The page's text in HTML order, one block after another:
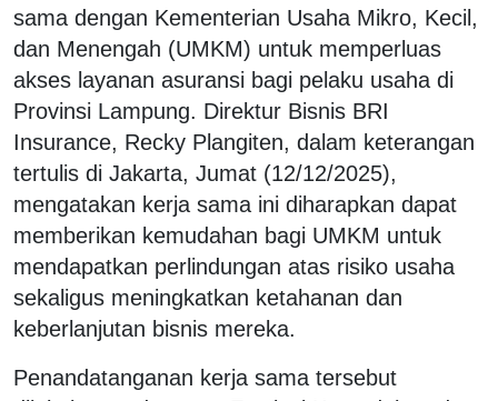
sama dengan Kementerian Usaha Mikro, Kecil,
dan Menengah (UMKM) untuk memperluas
akses layanan asuransi bagi pelaku usaha di
Provinsi Lampung. Direktur Bisnis BRI
Insurance, Recky Plangiten, dalam keterangan
tertulis di Jakarta, Jumat (12/12/2025),
mengatakan kerja sama ini diharapkan dapat
memberikan kemudahan bagi UMKM untuk
mendapatkan perlindungan atas risiko usaha
sekaligus meningkatkan ketahanan dan
keberlanjutan bisnis mereka.
Penandatanganan kerja sama tersebut